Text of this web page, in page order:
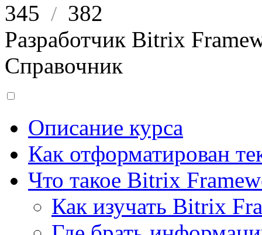
345 / 382
Разработчик Bitrix
Справочник
Описание курса
Как отформатирован
Что такое Bitrix
Как изучать Bitrix